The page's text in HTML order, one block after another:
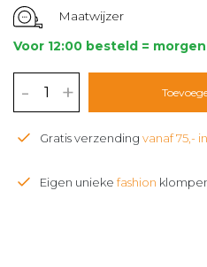
Maatwijzer
Voor 12:00 besteld =
- +
Gratis verzending vanaf 75,- in
Eigen unieke fashion